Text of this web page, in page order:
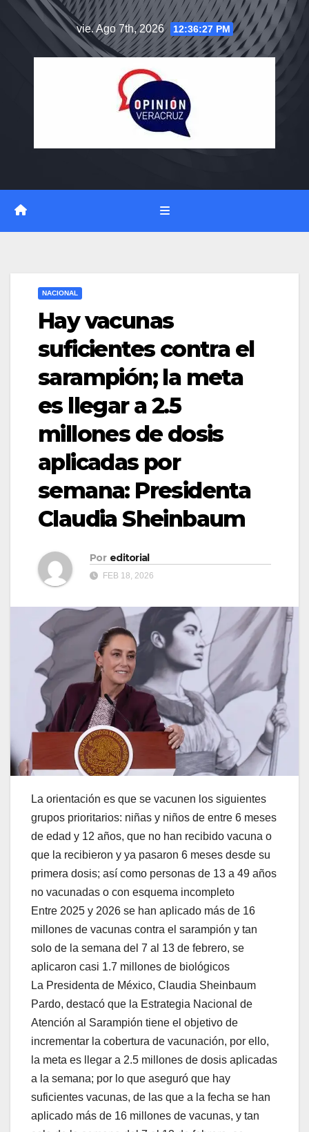
vie. Ago 7th, 2026 12:36:28 PM
NACIONAL
Hay vacunas
suficientes contra el
sarampión; la meta
es llegar a 2.5
millones de dosis
aplicadas por
semana: Presidenta
Claudia Sheinbaum
Por editorial
FEB 18, 2026
La orientación es que se vacunen los siguientes
grupos prioritarios: niñas y niños de entre 6 meses
de edad y 12 años, que no han recibido vacuna o
que la recibieron y ya pasaron 6 meses desde su
primera dosis; así como personas de 13 a 49 años
no vacunadas o con esquema incompleto
Entre 2025 y 2026 se han aplicado más de 16
millones de vacunas contra el sarampión y tan
solo de la semana del 7 al 13 de febrero, se
aplicaron casi 1.7 millones de biológicos
La Presidenta de México, Claudia Sheinbaum
Pardo, destacó que la Estrategia Nacional de
Atención al Sarampión tiene el objetivo de
incrementar la cobertura de vacunación, por ello,
la meta es llegar a 2.5 millones de dosis aplicadas
a la semana; por lo que aseguró que hay
suficientes vacunas, de las que a la fecha se han
aplicado más de 16 millones de vacunas, y tan